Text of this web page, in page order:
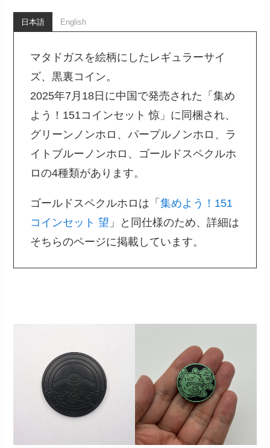
日本語 English
マタドガスを絵柄にしたレギュラーサイ
ズ、黒裏コイン。
2025年7月18日に中国で発売された「集め
よう！151コインセット 惊」に同梱され、
グリーンノンホロ、パープルノンホロ、ラ
イトブルーノンホロ、ゴールドスペクルホ
ロの4種類があります。
ゴールドスペクルホロは「集めよう！151
コインセット 望 」と同仕様のため、詳細は
そちらのページに掲載しています。